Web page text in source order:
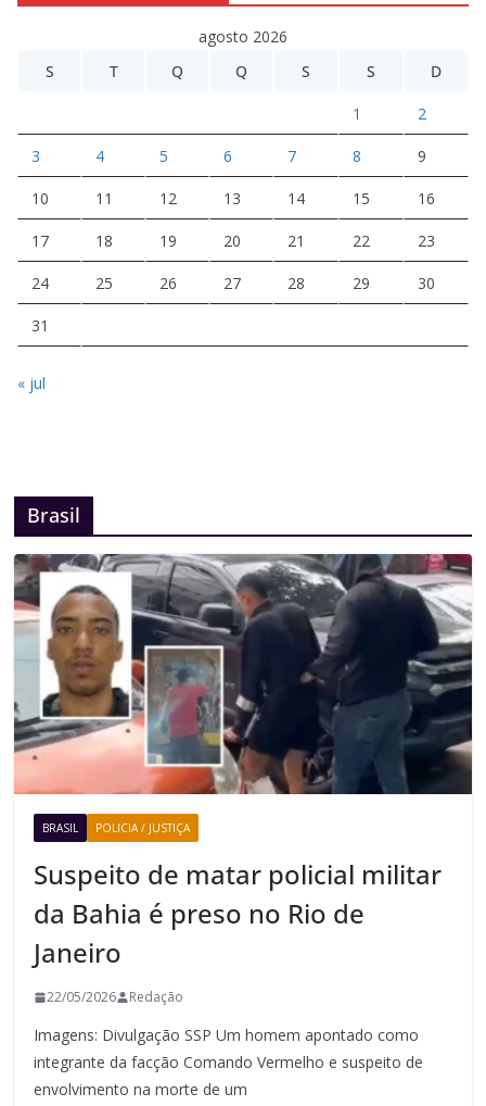
agosto 2026
S
T Q Q S S D
1 2
3 4 5 6 7 8 9
10 11 12 13 14 15 16
17 18 19 20 21 22 23
24 25 26 27 28 29 30
31
« jul
Brasil
BRASIL POLICIA / JUSTIÇA
Suspeito de matar policial militar
da Bahia é preso no Rio de
Janeiro
22/05/2026 Redação
Imagens: Divulgação SSP Um homem apontado como
integrante da facção Comando Vermelho e suspeito de
envolvimento na morte de um